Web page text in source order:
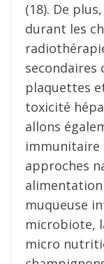
(18). De
durant les
secondaires
plaquettes
toxicité
allons
immunitaire
approches
muqueuse
microbiote,
micro